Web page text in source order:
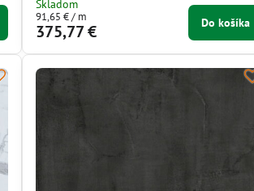
Skladom
375,77 €
91,65 €/ m Do košíka